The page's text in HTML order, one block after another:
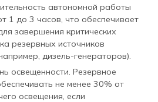
автономной работы
1 до 3 часов, что обеспечивает
завершения критических
резервных источников
дизель-генераторов).
освещенности. Резервное
не менее 30% от
освещения, если